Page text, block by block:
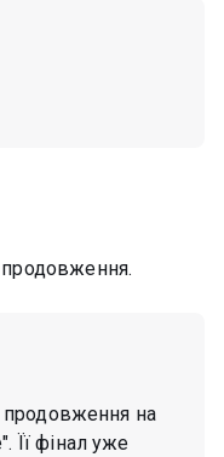
на
Її фінал уже